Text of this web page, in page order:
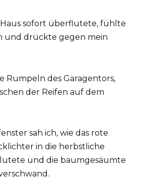
Haus sofort überflutete, fühlte
und drückte gegen mein
Rumpeln des Garagentors,
der Reifen auf dem
sah ich, wie das rote
in die herbstliche
und die baumgesäumte